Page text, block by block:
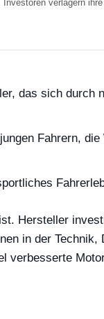
Investoren verlagern
das sich durch
Fahrern,
Hersteller
in der Technik,
verbesserte